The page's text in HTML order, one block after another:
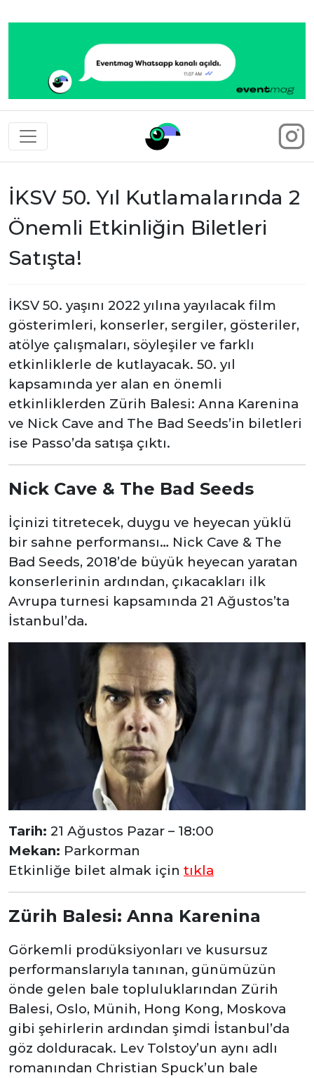
Eventmag
İKSV 50. Yıl Kutlamalarında 2
Önemli Etkinliğin Biletleri
Satışta!
İKSV 50. yaşını 2022 yılına yayılacak film
gösterimleri, konserler, sergiler, gösteriler,
atölye çalışmaları, söyleşiler ve farklı
etkinliklerle de kutlayacak. 50. yıl
kapsamında yer alan en önemli
etkinliklerden Zürih Balesi: Anna Karenina
ve Nick Cave and The Bad Seeds’in biletleri
ise Passo’da satışa çıktı.
Nick Cave & The Bad Seeds
İçinizi titretecek, duygu ve heyecan yüklü
bir sahne performansı… Nick Cave & The
Bad Seeds, 2018’de büyük heyecan yaratan
konserlerinin ardından, çıkacakları ilk
Avrupa turnesi kapsamında 21 Ağustos’ta
İstanbul’da.
Tarih: 21 Ağustos Pazar – 18:00
Mekan: Parkorman
Etkinliğe bilet almak için tıkla
Zürih Balesi: Anna Karenina
Görkemli prodüksiyonları ve kusursuz
performanslarıyla tanınan, günümüzün
önde gelen bale topluluklarından Zürih
Balesi, Oslo, Münih, Hong Kong, Moskova
gibi şehirlerin ardından şimdi İstanbul’da
göz dolduracak. Lev Tolstoy’un aynı adlı
romanından Christian Spuck’un bale